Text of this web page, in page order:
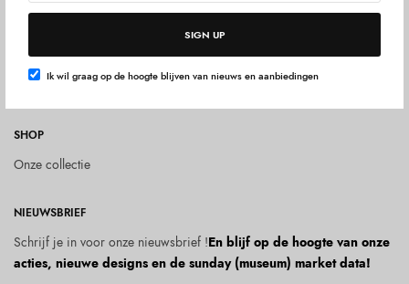
SIGN UP
Ik wil graag op de hoogte blijven van nieuws en aanbiedingen
Privacy Policy
Algemene Voorwaarden
Herroepingsrecht
SHOP
Onze collectie
NIEUWSBRIEF
Schrijf je in voor onze nieuwsbrief !En blijf op de hoogte van onze
acties, nieuwe designs en de sunday (museum) market data!